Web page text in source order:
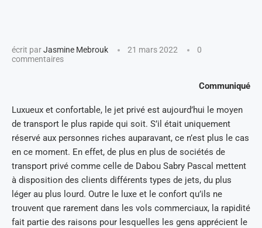
écrit parJasmine Mebrouk 21 mars 2022
0
commentaires
Communiqué
Luxueux et confortable, le jet privé est aujourd’hui le moyen
de transport le plus rapide qui soit. S’il était uniquement
réservé aux personnes riches auparavant, ce n’est plus le cas
en ce moment. En effet, de plus en plus de sociétés de
transport privé comme celle de Dabou Sabry Pascal mettent
à disposition des clients différents types de jets, du plus
léger au plus lourd. Outre le luxe et le confort qu’ils ne
trouvent que rarement dans les vols commerciaux, la rapidité
fait partie des raisons pour lesquelles les gens apprécient le